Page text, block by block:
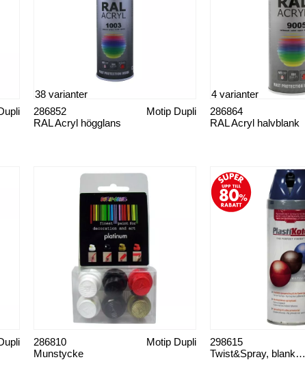
RAL Acryl högglans
Motip Dupli
286852
38 varianter
RAL Acryl halvblank
286864
4 varianter
Munstycke
Motip Dupli
286810
Twist&Spray, blank glansgrad 80+
298615